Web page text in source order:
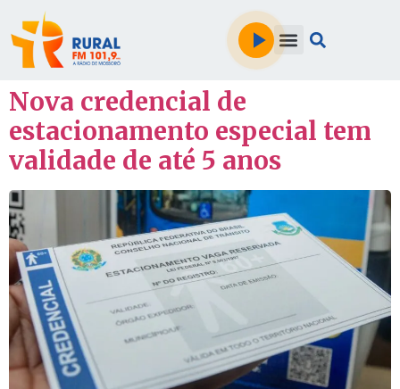
Nova credencial de
estacionamento especial tem
validade de até 5 anos